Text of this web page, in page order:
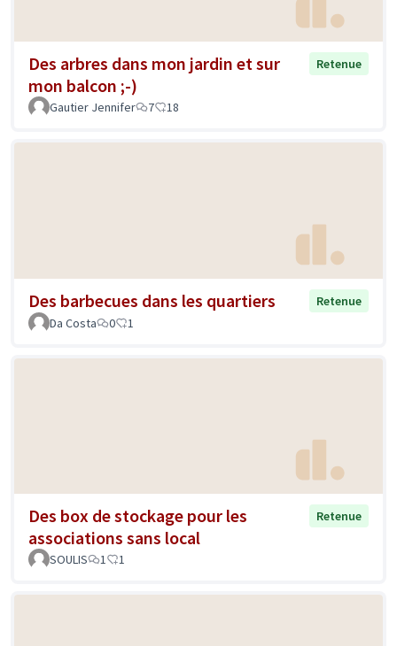
Des arbres dans mon jardin et sur
mon balcon ;-)
Retenue
Gautier Jennifer 7 18
Des barbecues dans les quartiers
Retenue
Da Costa
0 1
Des box de stockage pour les
associations sans local
Retenue
SOULIS 1 1